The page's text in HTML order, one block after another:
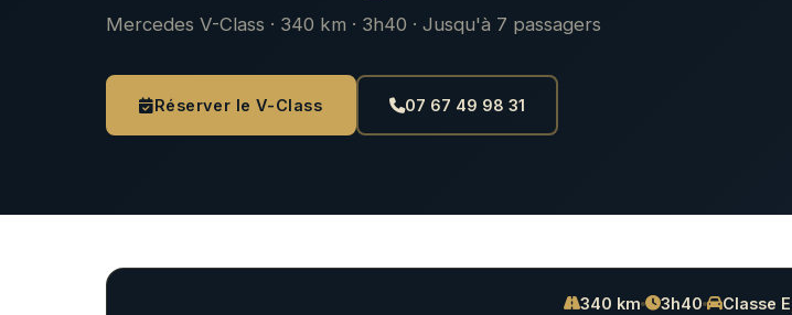
Mercedes V-Class · 340 km · 3h40 · Jusqu'à 7 passagers
Réserver le V-Class 07 67 49 98 31
340 km 3h40 Classe